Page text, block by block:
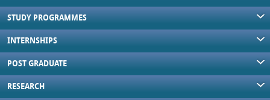
STUDY PROGRAMMES
INTERNSHIPS
POST GRADUATE
RESEARCH